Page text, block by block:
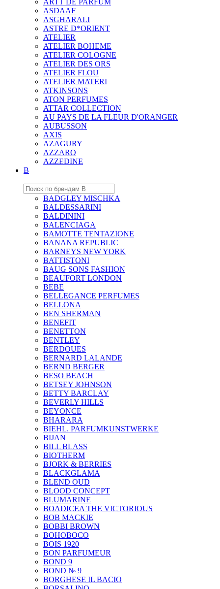
ARTT DE PARFUM
ASDAAF
ASGHARALI
ASTRE D*ORIENT
ATELIER
ATELIER BOHEME
ATELIER COLOGNE
ATELIER DES ORS
ATELIER FLOU
ATELIER MATERI
ATKINSONS
ATON PERFUMES
ATTAR COLLECTION
AU PAYS DE LA FLEUR D'ORANGER
AUBUSSON
AXIS
AZAGURY
AZZARO
AZZEDINE
B
BADGLEY MISCHKA
BALDESSARINI
BALDININI
BALENCIAGA
BAMOTTE TENTAZIONE
BANANA REPUBLIC
BARNEYS NEW YORK
BATTISTONI
BAUG SONS FASHION
BEAUFORT LONDON
BEBE
BELLEGANCE PERFUMES
BELLONA
BEN SHERMAN
BENEFIT
BENETTON
BENTLEY
BERDOUES
BERNARD LALANDE
BERND BERGER
BESO BEACH
BETSEY JOHNSON
BETTY BARCLAY
BEVERLY HILLS
BEYONCE
BHARARA
BIEHL. PARFUMKUNSTWERKE
BIJAN
BILL BLASS
BIOTHERM
BJORK & BERRIES
BLACKGLAMA
BLEND OUD
BLOOD CONCEPT
BLUMARINE
BOADICEA THE VICTORIOUS
BOB MACKIE
BOBBI BROWN
BOHOBOCO
BOIS 1920
BON PARFUMEUR
BOND 9
BOND № 9
BORGHESE IL BACIO